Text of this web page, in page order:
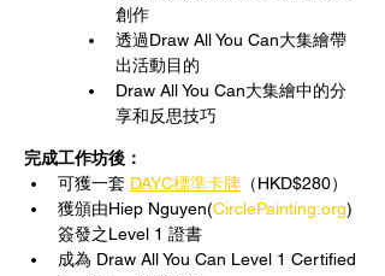
創作
透過Draw All You Can大集繪帶
出活動目的
Draw All You Can大集繪中的分
享和反思技巧
完成工作坊後：
可獲一套 DAYC標準卡牌 （HKD$280）
獲頒由Hiep Nguyen(CirclePainting.org)
簽發之Level 1 證書
成為 Draw All You Can Level 1 Certified